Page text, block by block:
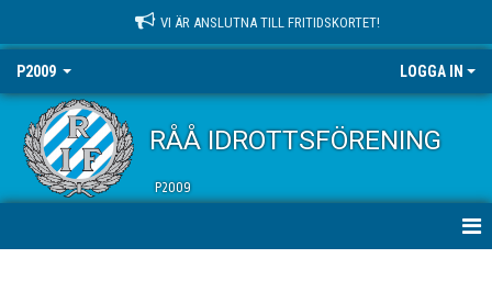
VI ÄR ANSLUTNA TILL FRITIDSKORTET!
P2009 LOGGA IN
RÅÅ IDROTTSFÖRENING
P2009